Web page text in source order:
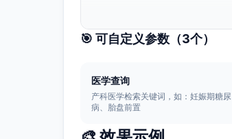
🎯 可自定义参数（3个）
医学查询
产科医学检索关键词，如：妊娠期糖尿
病、胎盘前置